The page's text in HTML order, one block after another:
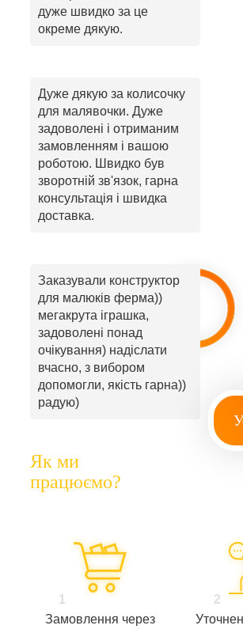
дуже швидко за це
окреме дякую.
Дуже дякую за колисочку
для малявочки. Дуже
задоволені і отриманим
замовленням і вашою
роботою. Швидко був
зворотній зв'язок, гарна
консультація і швидка
доставка.
Заказували конструктор
для малюків ферма))
мегакрута іграшка,
задоволені понад
очікування) надіслати
вчасно, з вибором
допомогли, якість гарна))
радую)
Як ми
працюємо?
1
Замовлення через
2